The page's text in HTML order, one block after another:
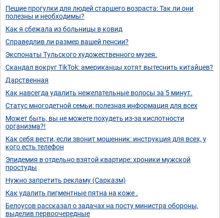
Пешие прогулки для людей старшего возраста: Так ли они
полезны и необходимы?
Как я сбежала из больницы в ковид
Справедлив ли размер вашей пенсии?
Экспонаты Тульского художественного музея.
Скандал вокруг TikTok: американцы хотят вытеснить китайцев?
Дарственная
Как навсегда удалить нежелательные волосы за 5 минут.
Статус многодетной семьи: полезная информация для всех
Может быть, вы не можете похудеть из-за кислотности
организма?!
Как себя вести, если звонит мошенник: инструкция для всех, у
кого есть телефон
Эпидемия в отдельно взятой квартире: хроники мужской
простуды
Нужно запретить рекламу (Сарказм)
Как удалить пигментные пятна на коже .
Белоусов рассказал о задачах на посту министра обороны,
выделив первоочередные